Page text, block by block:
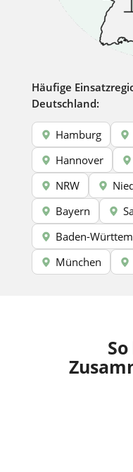
Häufige
Deutschland:
Hamburg
Hannover
NRW
Bayern
Baden-
München